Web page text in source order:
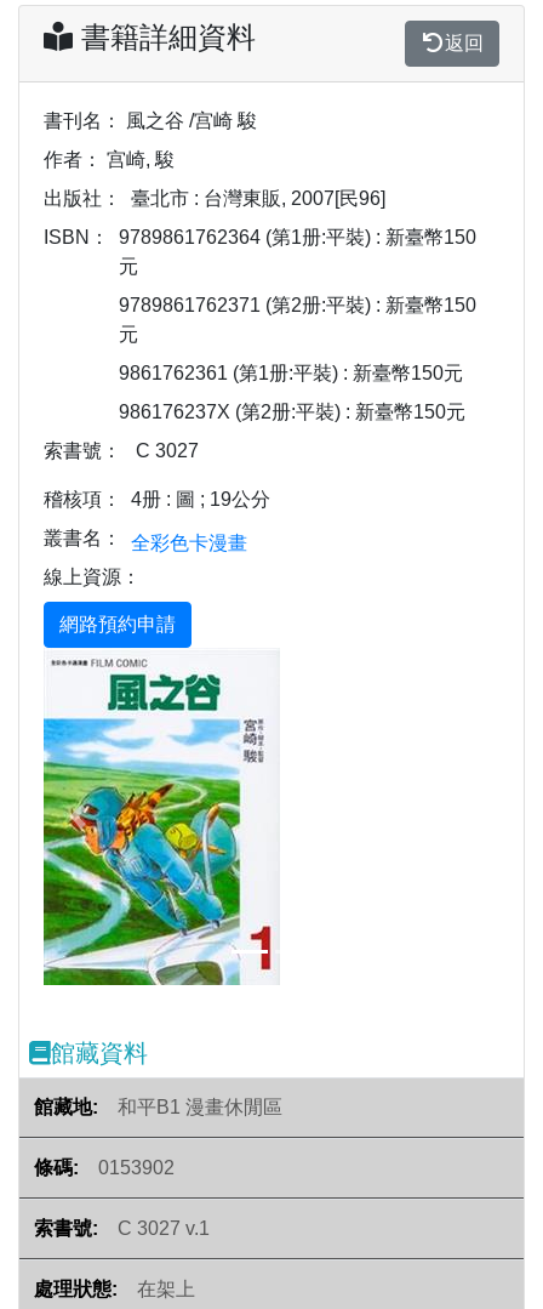
書籍詳細資料 返回
書刊名：
風之谷 /宫崎 駿
作者：
宫崎, 駿
出版社：
臺北市 : 台灣東販, 2007[民96]
ISBN：
9789861762364 (第1册:平裝) : 新臺幣150
元
9789861762371 (第2册:平裝) : 新臺幣150
元
9861762361 (第1册:平裝) : 新臺幣150元
986176237X (第2册:平裝) : 新臺幣150元
索書號：
C 3027
稽核項：
4册 : 圖 ; 19公分
叢書名：
全彩色卡漫畫
線上資源：
Previous
館藏資料
和平B1 漫畫休閒區
0153902
C 3027 v.1
在架上